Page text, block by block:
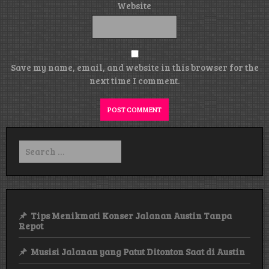
Website
Save my name, email, and website in this browser for the
next time I comment.
Search
for:
Tips Menikmati Konser Jalanan Austin Tanpa
Repot
Musisi Jalanan yang Patut Ditonton Saat di Austin